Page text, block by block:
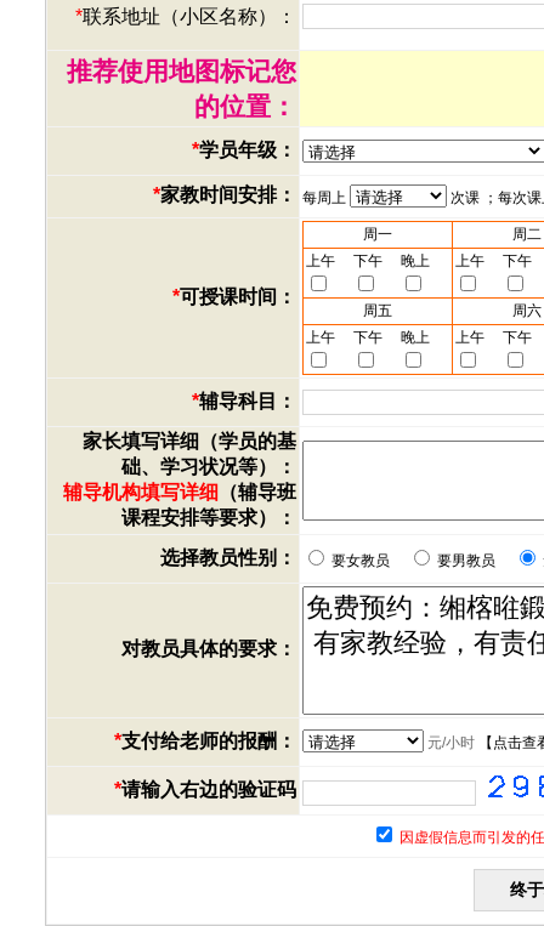
*联系地址（小区名称）：
推荐使用地图标记您
的位置：
*学员年级：
*家教时间安排： 每周上 次课 ；每次
*可授课时间：
周一
周二
上午
下午 晚上 上午 下午
周五
周六
上午
下午 晚上 上午 下午
*辅导科目：
家长填写详细（学员的基
础、学习状况等）：
辅导机构填写详细 （辅导班
课程安排等要求）：
选择教员性别：
要女教员 要男教员
对教员具体的要求：
*支付给老师的报酬： 元/小时【 点击查
*请输入右边的验证码
因虚假信息而引发的